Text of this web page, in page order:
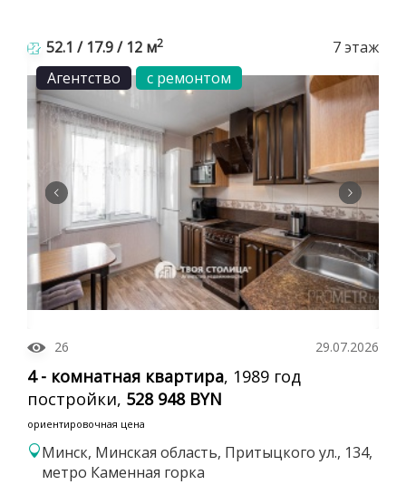
52.1 / 17.9 / 12 м2
7 этаж
Агентство
с ремонтом
26 29.07.2026
4 - комнатная квартира, 1989 год
постройки, 528 948 BYN
ориентировочная цена
Минск, Минская область, Притыцкого ул., 134,
метро Каменная горка